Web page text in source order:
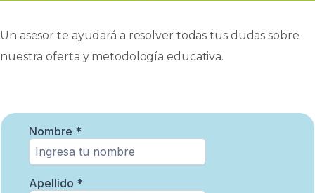
Un asesor te ayudará a resolver todas tus dudas sobre
nuestra oferta y metodología educativa.